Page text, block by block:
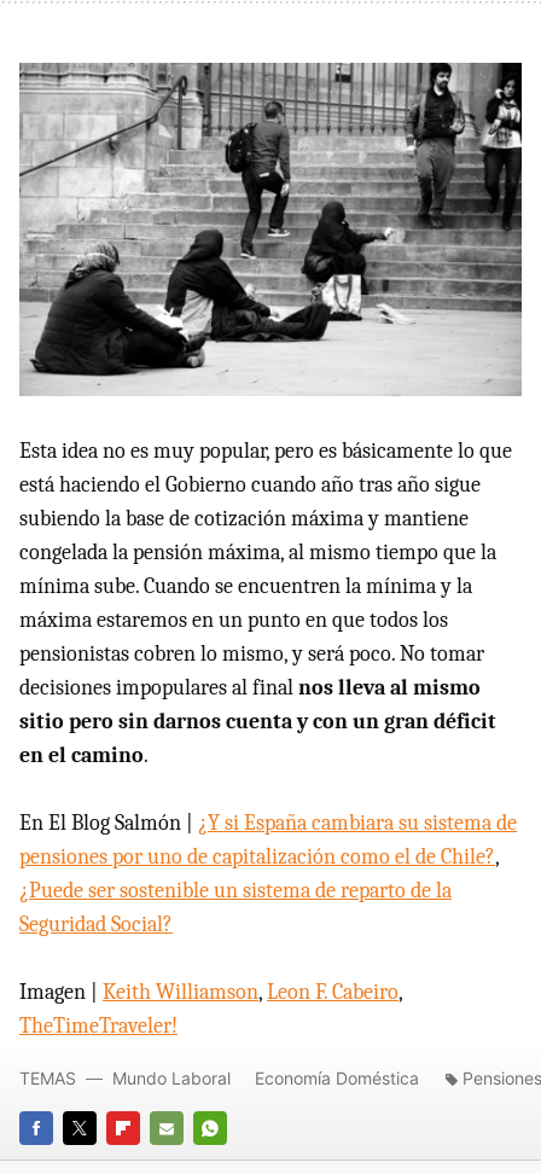
Esta idea no es muy popular, pero es básicamente lo que
está haciendo el Gobierno cuando año tras año sigue
subiendo la base de cotización máxima y mantiene
congelada la pensión máxima, al mismo tiempo que la
mínima sube. Cuando se encuentren la mínima y la
máxima estaremos en un punto en que todos los
pensionistas cobren lo mismo, y será poco. No tomar
decisiones impopulares al finalnos lleva al mismo
sitio pero sin darnos cuenta y con un gran déficit
en el camino.
En El Blog Salmón | ¿Y si España cambiara su sistema de
pensiones por uno de capitalización como el de Chile?,
¿Puede ser sostenible un sistema de reparto de la
Seguridad Social?
Imagen | Keith Williamson,Leon F. Cabeiro,
TheTimeTraveler!
FACEBOOK
TWITTERFLIPBOARD
E-
WHATSAPP
TEMAS Mundo Laboral Economía Doméstica Pensiones